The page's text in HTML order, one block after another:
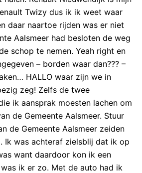
Twizy dus ik ik weet waar
daar naartoe rijden was er niet
Aalsmeer had besloten de weg
schop te nemen. Yeah right en
– borden waar dan??? –
HALLO waar zijn we in
zeg! Zelfs de twee
ik aansprak moesten lachen om
de Gemeente Aalsmeer. Stuur
de Gemeente Aalsmeer zeiden
Ik was achteraf zielsblij dat ik op
want daardoor kon ik een
ik er zo. Met de auto had ik